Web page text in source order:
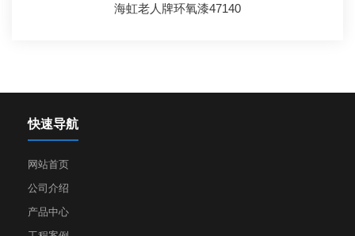
海虹老人牌环氧漆47140
快速导航
网站首页
公司介绍
产品中心